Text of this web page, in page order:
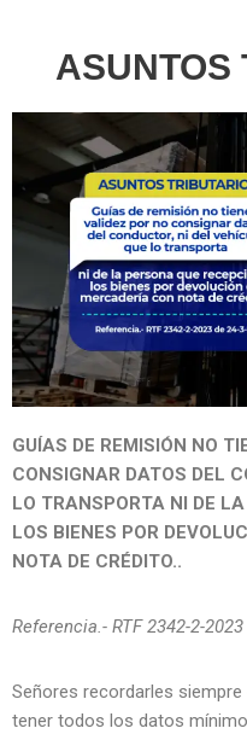
ASUNTOS
GUÍAS DE REMISIÓN NO
CONSIGNAR DATOS DEL
LO TRANSPORTA NI DE
LOS BIENES POR
NOTA DE CRÉDITO..
Referencia.- RTF 2342-2-
Señores recordarles siempre
tener todos los datos